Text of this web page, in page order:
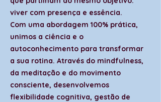
viver com presença e essência.
Com uma abordagem 100% prática,
unimos a ciência e o
autoconhecimento para transformar
a sua rotina. Através do mindfulness,
da meditação e do movimento
consciente, desenvolvemos
flexibilidade cognitiva, gestão de